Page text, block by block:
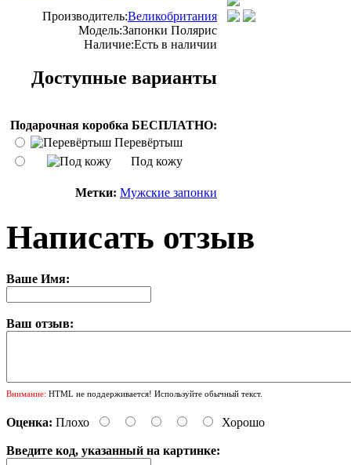
Производитель:Великобритания
Модель:Запонки Полярис
Наличие:Есть в наличии
Доступные варианты
Подарочная коробка БЕСПЛАТНО:
Перевёртыш
Под кожу
Метки: Мужские запонки
Написать отзыв
Ваше Имя:
Ваш отзыв:
Внимание: HTML не поддерживается! Используйте обычный текст.
Оценка: Плохо Хорошо
Введите код, указанный на картинке: